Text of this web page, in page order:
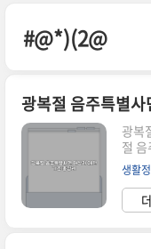
#@*)(2@
광복절 음주특별
광복
절
광복
한
만 명
과 같
생활